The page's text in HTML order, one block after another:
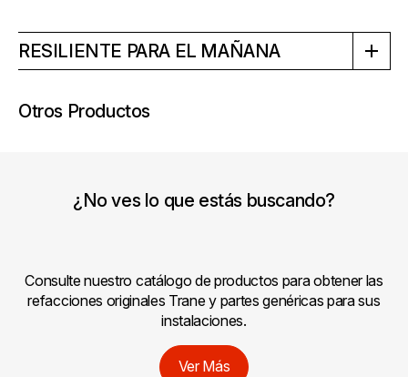
RESILIENTE PARA EL MAÑANA
Otros Productos
¿No ves lo que estás buscando?
Consulte nuestro catálogo de productos para obtener las
refacciones originales Trane y partes genéricas para sus
instalaciones.
Ver Más